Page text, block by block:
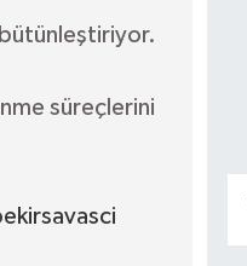
süreçlerini